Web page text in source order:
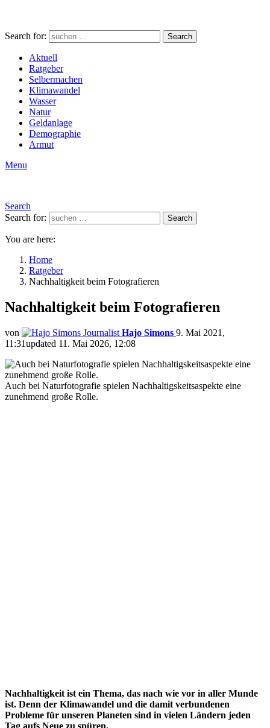
Search for: Search
Aktuell
Ratgeber
Selbermachen
Klimawandel
Wasser
Natur
Geldanlage
Demographie
Armut
Menu
Search
Search for:
Search
You are here:
Home
Ratgeber
Nachhaltigkeit beim Fotografieren
Nachhaltigkeit beim Fotografieren
von Hajo Simons 9. Mai 2021,
11:31updated 11. Mai 2026, 12:08
Auch bei Naturfotografie spielen Nachhaltigskeitsaspekte eine
zunehmend große Rolle.
Nachhaltigkeit ist ein Thema, das nach wie vor in aller Munde
ist. Denn der Klimawandel und die damit verbundenen
Probleme für unseren Planeten sind in vielen Ländern jeden
Tag aufs Neue zu spüren.